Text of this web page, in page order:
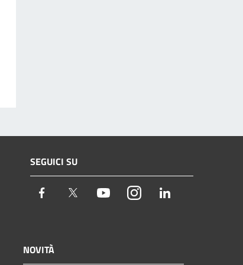
SEGUICI SU
Facebook Twitter YoutubeInstagram
NOVITÀ